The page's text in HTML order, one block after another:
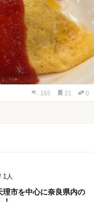
165 21 0
1人
市を中心に奈良県内の